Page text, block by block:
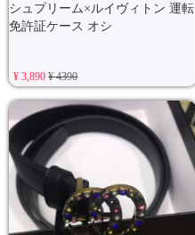
シュプリーム×ルイヴィトン 運転
免許証ケース オシ
¥ 3,890¥ 4390